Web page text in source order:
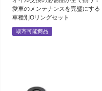
愛車のメンテナンスを完璧にする
車種別Oリングセット
取寄可能商品